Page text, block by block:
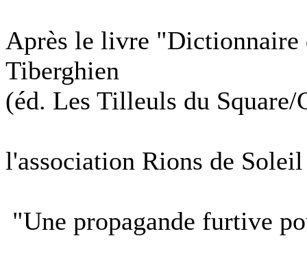
Après le livre "Dictionnaire
Tiberghien
(éd. Les Tilleuls du Square/
l'association Rions de
"Une propagande furtive